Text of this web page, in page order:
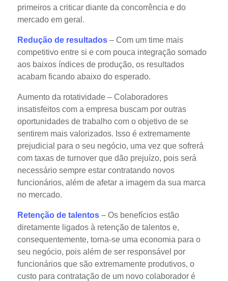
primeiros a criticar diante da concorrência e do
mercado em geral.
Redução de resultados– Com um time mais
competitivo entre si e com pouca integração somado
aos baixos índices de produção, os resultados
acabam ficando abaixo do esperado.
Aumento da rotatividade – Colaboradores
insatisfeitos com a empresa buscam por outras
oportunidades de trabalho com o objetivo de se
sentirem mais valorizados. Isso é extremamente
prejudicial para o seu negócio, uma vez que sofrerá
com taxas de turnover que dão prejuízo, pois será
necessário sempre estar contratando novos
funcionários, além de afetar a imagem da sua marca
no mercado.
Retenção de talentos– Os benefícios estão
diretamente ligados à retenção de talentos e,
consequentemente, torna-se uma economia para o
seu negócio, pois além de ser responsável por
funcionários que são extremamente produtivos, o
custo para contratação de um novo colaborador é